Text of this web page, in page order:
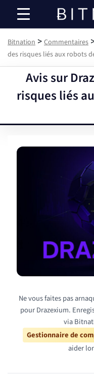
Bitnation > Commentaires
des risques liés aux robots
Avis sur
risques liés
Ne vous faites pas
pour Drazexium.
via
Gestionnaire de
aider